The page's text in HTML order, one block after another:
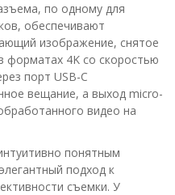
по одному для
обеспечивают
изображение, снятое
форматах 4K со скоростью
порт USB-C
вещание, а выход micro-
видео на
понятным
подход к
съемки. У